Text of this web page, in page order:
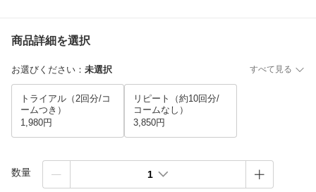
商品詳細を選択
お選びください ： 未選択 すべて見る
トライアル（2回分/コ
ームつき）
1,980円
リピート（約10回分/
コームなし）
3,850円
数量 1